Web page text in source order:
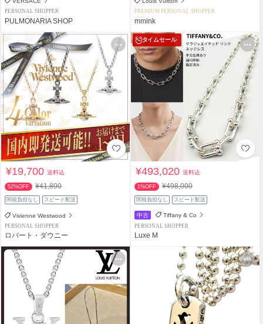
PERSONAL SHOPPER
PULMONARIA SHOP
PREMIUM PERSONAL SHOPPER
mmink
¥19,700送料込
52%OFF ¥41,800
関税負担なし スピード配送
Vivienne Westwood
PERSONAL SHOPPER
ロバート・ダウニー
タイムセール
¥493,020送料込
1%OFF ¥498,000
関税負担なし スピード配送
中古 Tiffany & Co
PERSONAL SHOPPER
Luxe M